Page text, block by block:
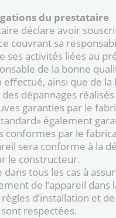
du prestataire
déclare avoir
couvrant sa
ses activités liées au
de la bonne
effectué, ainsi que de la
dépannages
garanties par le
également
conformes par le
sera conforme à la
le constructeur.
dans tous les cas à
de l’appareil dans
d’installation et
respectées.